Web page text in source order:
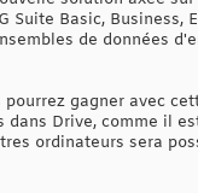
Basic, Business,
de données
pourrez gagner avec
Drive, comme il
ordinateurs sera